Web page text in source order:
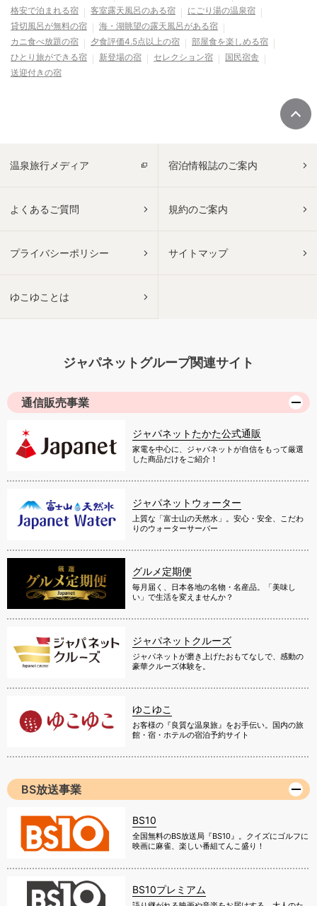
格安で泊まれる宿 客室露天風呂のある宿
にごり湯の温泉宿
貸切風呂が無料の宿
海・湖眺望の露天風呂がある宿
カニ食べ放題の宿
夕食評価4.5点以上の宿
部屋食を楽しめる宿
ひとり旅ができる宿
新登場の宿 セレクション宿
国民宿舎
送迎付きの宿
温泉旅行メディア 宿泊情報誌のご案内
よくあるご質問 規約のご案内
プライバシーポリシー サイトマップ
ゆこゆことは
ジャパネットグループ関連サイト
通信販売事業
ジャパネットたかた公式通販
家電を中心に、ジャパネットが自信をもって厳選
した商品だけをご紹介！
ジャパネットウォーター
上質な「富士山の天然水」。安心・安全、こだわ
りのウォーターサーバー
グルメ定期便
毎月届く、日本各地の名物・名産品。「美味し
い」で生活を変えませんか？
ジャパネットクルーズ
ジャパネットが磨き上げたおもてなしで、感動の
豪華クルーズ体験を。
ゆこゆこ
お客様の『良質な温泉旅』をお手伝い。国内の旅
館・宿・ホテルの宿泊予約サイト
BS放送事業
BS10
全国無料のBS放送局『BS10』。クイズにゴルフに
映画に麻雀、楽しい番組てんこ盛り！
BS10プレミアム